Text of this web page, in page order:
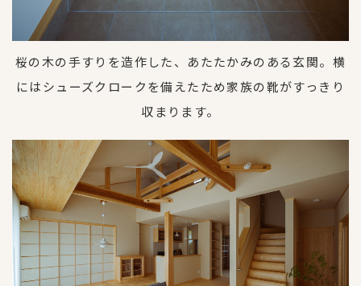
桜の木の手すりを造作した、あたたかみのある玄関。横
にはシューズクロークを備えたため家族の靴がすっきり
収まります。